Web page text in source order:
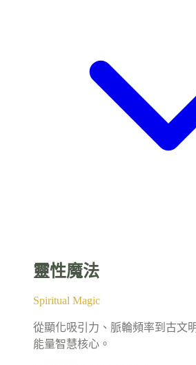
靈性魔法
Spiritual Magic
從顯化吸引力、脈輪頻率到古文
能量智慧核心。